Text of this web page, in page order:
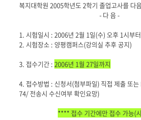
게
본
문
복지대학원 2005학년도 2학기 졸업고사를 다
- 다 음 -
1. 시험일시 : 2006년 2월 1일(수) 오후 1시부터
2. 시험장소 : 양평캠퍼스(강의실 추후 공지)
3. 접수기간 :2006년 1월 27일까지
4. 접수방법 : 신청서(첨부파일) 직접 제출 또
74/ 전송시 수신여부 확인요망)
**** 접수 기간에만 접수 가능(